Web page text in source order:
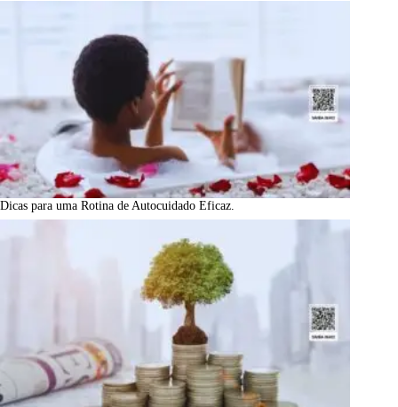
Dicas para uma Rotina de Autocuidado Eficaz.